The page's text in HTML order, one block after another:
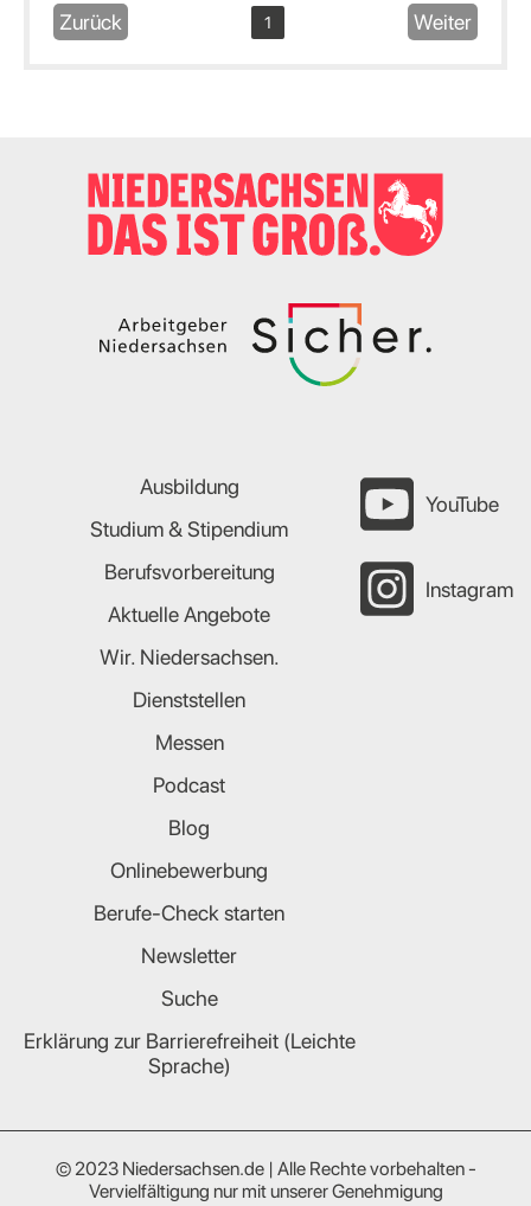
Zurück 1 Weiter
Ausbildung
Studium & Stipendium
Berufsvorbereitung
Aktuelle Angebote
Wir. Niedersachsen.
Dienststellen
Messen
Podcast
Blog
Onlinebewerbung
Berufe-Check starten
Newsletter
Suche
Erklärung zur Barrierefreiheit (Leichte
Sprache)
YouTube
Instagram
© 2023 Niedersachsen.de | Alle Rechte vorbehalten -
Vervielfältigung nur mit unserer Genehmigung